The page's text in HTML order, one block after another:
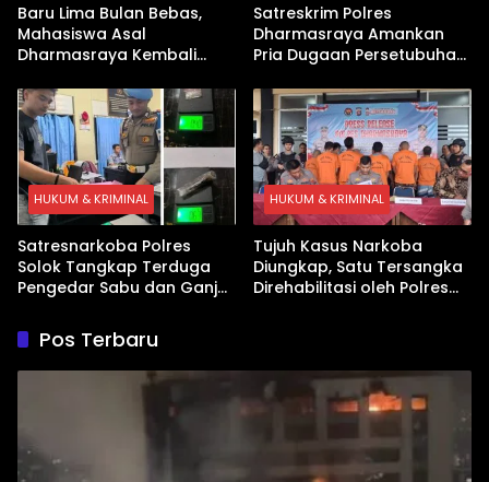
Baru Lima Bulan Bebas,
Mahasiswa Asal
Dharmasraya Kembali
Satreskrim Polres
Dharmasraya Amankan
Pria Dugaan Persetubuhan
HUKUM & KRIMINAL
Satresnarkoba Polres
Solok Tangkap Terduga
Pengedar Sabu dan Ganja
HUKUM & KRIMINAL
Tujuh Kasus Narkoba
Diungkap, Satu Tersangka
Direhabilitasi oleh Polres
Pos Terbaru